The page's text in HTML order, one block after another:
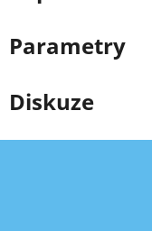
Parametry
Diskuze
Z